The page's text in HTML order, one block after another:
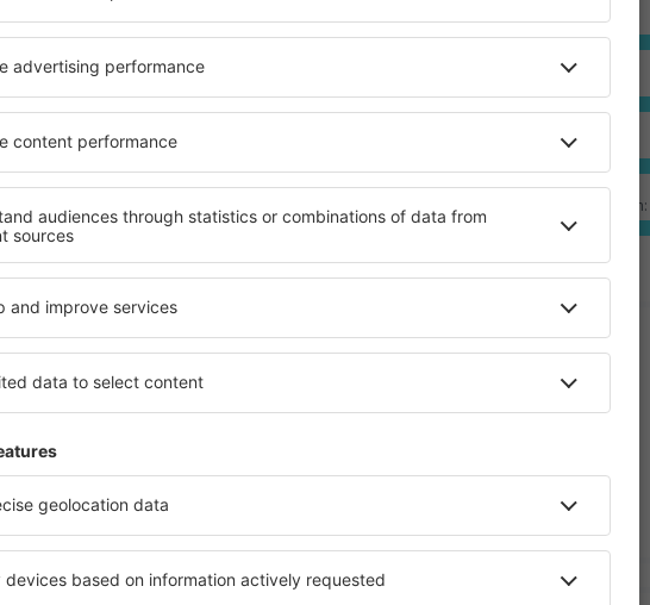
auf der Grundlage von
der
Nutzer
Warteraum:
Hotelbasis:
Dienstleistungen:
3.9
2024
Klein und einfach